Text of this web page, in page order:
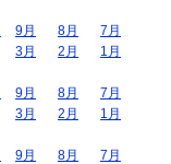
9月 8月
7月
3月 2月
1月
9月 8月
7月
3月 2月
1月
9月 8月
7月